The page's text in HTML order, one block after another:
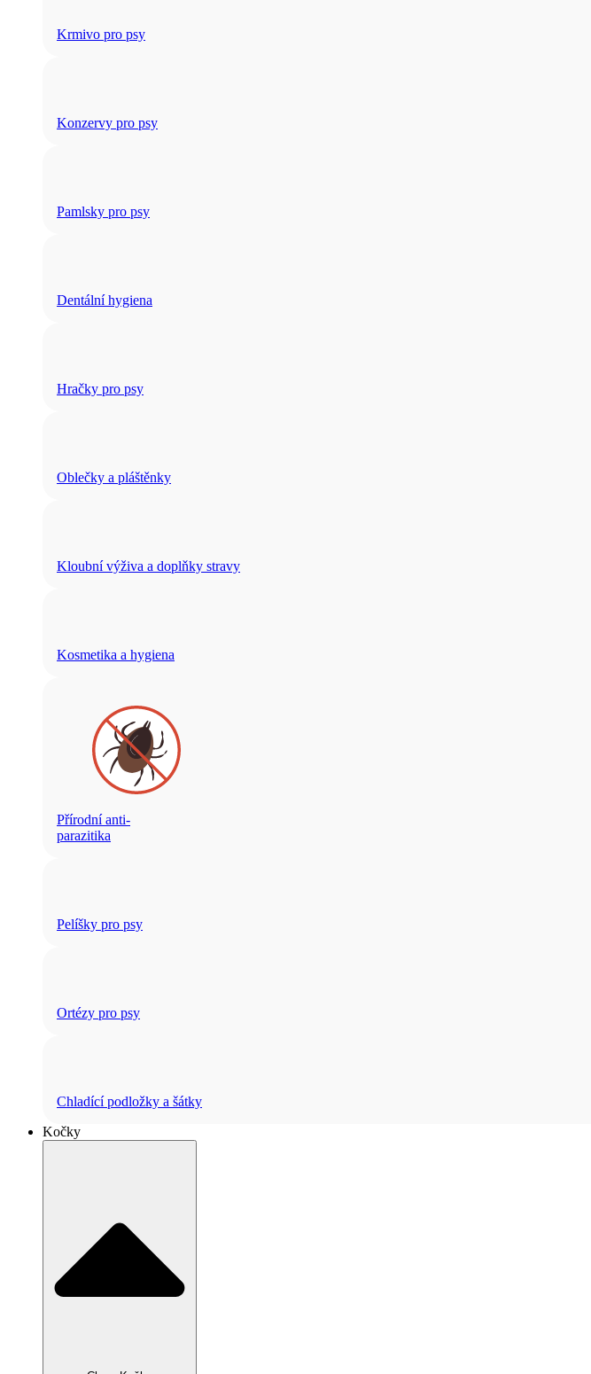
Krmivo pro psy
Konzervy pro psy
Pamlsky pro psy
Dentální hygiena
Hračky pro psy
Oblečky a pláštěnky
Kloubní výživa a doplňky stravy
Kosmetika a hygiena
Přírodní anti-
parazitika
Pelíšky pro psy
Ortézy pro psy
Chladící podložky a šátky
Kočky